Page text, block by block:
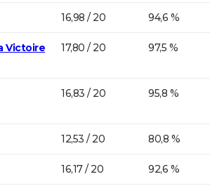
16,98 / 20 94,6 %
Victoire
17,80 / 20 97,5 %
16,83 / 20 95,8 %
12,53 / 20 80,8 %
16,17 / 20 92,6 %